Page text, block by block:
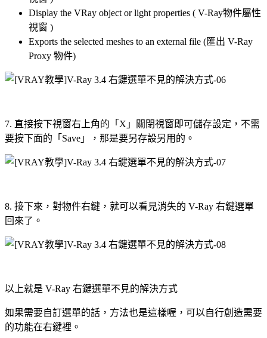
Display the VRay object or light properties ( V-Ray物件屬性
視窗 )
Exports the selected meshes to an external file (匯出 V-Ray
Proxy 物件)
7. 直接按下視窗右上角的「X」關閉視窗即可儲存設定，不需
要按下面的「Save」，那是要另存設另用的。
8. 接下來，對物件右鍵，就可以看見消失的 V-Ray 右鍵選單
回來了。
以上就是 V-Ray 右鍵選單不見的解決方式
如果需要自訂選單的話，方法也是這樣喔，可以自行創造需要
的功能在右鍵裡。